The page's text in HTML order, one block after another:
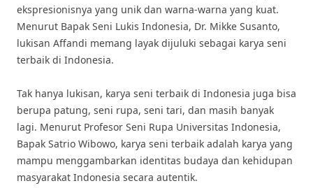
ekspresionisnya yang unik dan warna-warna yang kuat.
Menurut Bapak Seni Lukis Indonesia, Dr. Mikke Susanto,
lukisan Affandi memang layak dijuluki sebagai karya seni
terbaik di Indonesia.
Tak hanya lukisan, karya seni terbaik di Indonesia juga bisa
berupa patung, seni rupa, seni tari, dan masih banyak
lagi. Menurut Profesor Seni Rupa Universitas Indonesia,
Bapak Satrio Wibowo, karya seni terbaik adalah karya yang
mampu menggambarkan identitas budaya dan kehidupan
masyarakat Indonesia secara autentik.